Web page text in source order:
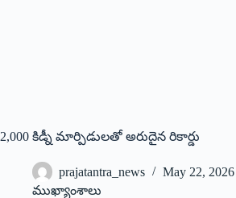
2,000 కిడ్నీ మార్పిడులతో అరుదైన రికార్డు
prajatantra_news
May 22, 2026
ముఖ్యాంశాలు